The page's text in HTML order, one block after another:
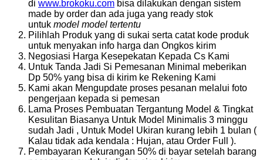
di www.brokoku.com bisa dilakukan dengan sistem
made by order dan ada juga yang ready stok
untuk model model tertentu
Pilihlah Produk yang di sukai serta catat kode produk
untuk menyakan info harga dan Ongkos kirim
Negosiasi Harga Kesepekatan Kepada Cs Kami
Untuk Tanda Jadi Si Pemesanan Minimal meberikan
Dp 50% yang bisa di kirim ke Rekening Kami
Kami akan Mengupdate proses pesanan melalui foto
pengerjaan kepada si pemesan
Lama Proses Pembuatan Tergantung Model & Tingkat
Kesulitan Biasanya Untuk Model Minimalis 3 minggu
sudah Jadi , Untuk Model Ukiran kurang lebih 1 bulan (
Kalau tidak ada kendala : Hujan, atau Order Full ).
Pembayaran Kekurangan 50% di bayar setelah barang